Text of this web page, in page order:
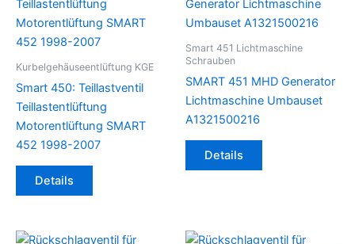
Kurbelgehäuseentlüftung KGE
Smart 450: Teillastventil
Teillastentlüftung
Motorentlüftung SMART
452 1998-2007
Details
Smart 451 Lichtmaschine
Schrauben
SMART 451 MHD Generator
Lichtmaschine Umbauset
A1321500216
Details